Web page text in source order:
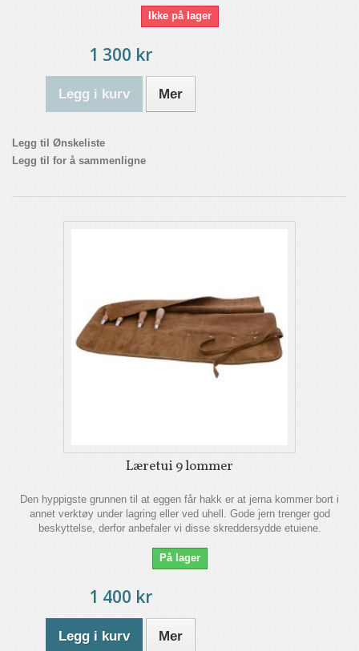
Ikke på lager
1 300 kr
Legg i kurv Mer
Legg til Ønskeliste
Legg til for å sammenligne
Læretui 9 lommer
Den hyppigste grunnen til at eggen får hakk er at jerna kommer bort i
annet verktøy under lagring eller ved uhell. Gode jern trenger god
beskyttelse, derfor anbefaler vi disse skreddersydde etuiene.
På lager
1 400 kr
Legg i kurv Mer